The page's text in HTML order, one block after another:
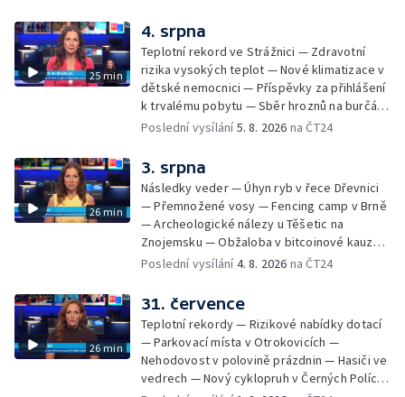
stadionu na Vyškovsku — Výstraha před
bouřkami — Brno hostí Mezinárodní kytarový
festival — Očkování po kousnutí netopýrem
25 min
4. srpna
Teplotní rekord ve Strážnici — Zdravotní
rizika vysokých teplot — Nové klimatizace v
dětské nemocnici — Příspěvky za přihlášení
k trvalému pobytu — Sběr hroznů na burčák
— Dokončení oprav vedení — Skončil termín
vody v obcích — Vyschlá koryta potoků —
Sdílení strážníků na Brněnsku
Poslední vysílání5. 8. 2026 na ČT24
26 min
3. srpna
Následky veder — Úhyn ryb v řece Dřevnici
— Přemnožené vosy — Fencing camp v Brně
— Archeologické nálezy u Těšetic na
Znojemsku — Obžaloba v bitcoinové kauze
— Přestavba silnice přes Bzenec na
Zašové — Letní opravy divadel — Český hlas
ve vesmíru
Poslední vysílání4. 8. 2026 na ČT24
26 min
31. července
Teplotní rekordy — Rizikové nabídky dotací
— Parkovací místa v Otrokovicích —
Nehodovost v polovině prázdnin — Hasiči ve
vedrech — Nový cyklopruh v Černých Polích